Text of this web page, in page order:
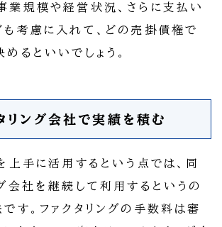
業規模や経営状況、さらに支払い
も考慮に入れて、どの売掛債権で
るといいでしょう。
リング会社で実績を積む
上手に活用するという点では、同
会社を継続して利用するというの
す。ファクタリングの手数料は審